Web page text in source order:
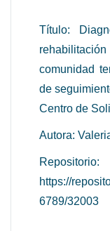
Título:
comunidad
de
Centro de
Autora:
Repositorio:
https://
6789/32003